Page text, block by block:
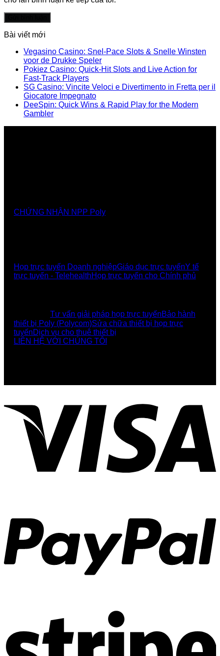
Bài viết mới
Vegasino Casino: Snel‑Pace Slots & Snelle Winsten
voor de Drukke Speler
Pokiez Casino: Quick‑Hit Slots and Live Action for
Fast‑Track Players
SG Casino: Vincite Veloci e Divertimento in Fretta per il
Giocatore Impegnato
DeeSpin: Quick Wins & Rapid Play for the Modern
Gambler
CHỨNG NHẬN NPP Poly
Họp trực tuyến Doanh nghiệpGiáo dục trực tuyếnY tế
trực tuyến - TelehealthHọp trực tuyến cho Chính phủ
Tư vấn giải pháp họp trực tuyếnBảo hành
thiết bị Poly (Polycom)Sửa chữa thiết bị họp trực
tuyếnDịch vụ cho thuê thiết bị
LIÊN HỆ VỚI CHÚNG TÔI